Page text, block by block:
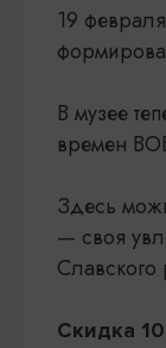
19
В музее
времен
Здесь
— своя
Славского
Скидка